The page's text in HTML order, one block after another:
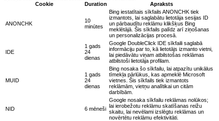
Cookie
Duration Apraksts
ANONCHK
10
minūtes
Bing iestatītais sīkfails ANONCHK tiek
izmantots, lai saglabātu lietotāja sesijas ID
un pārbaudītu reklāmu klikšķus Bing
meklētājā. Šis sīkfails palīdz arī ziņošanas
un personalizācijas procesā.
IDE
1 gads
24
dienas
Google DoubleClick IDE sīkfaili saglabā
informāciju par to, kā lietotājs izmanto vietni,
lai piedāvātu viņam atbilstošas reklāmas
atbilstoši lietotāja profilam.
MUID
1 gads
24
dienas
Bing nosaka šo sīkfailu, lai atpazītu unikālus
tīmekļa pārlūkus, kas apmeklē Microsoft
vietnes. Šis sīkfails tiek izmantots
reklāmām, vietņu analītikai un citām
darbībām.
NID 6 mēneši
Google nosaka sīkfailu reklāmas nolūkos;
lai ierobežotu reklāmu skatīšanas reižu
skaitu, lai nevēlami izslēgtu reklāmas un
novērtētu reklāmu efektivitāti.